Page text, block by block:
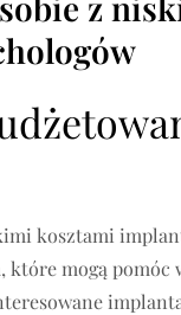
kosztami
które mogą